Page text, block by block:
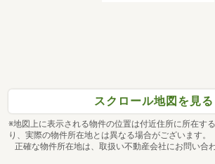
スクロール地図を見る
※地図上に表示される物件の位置は付近住所に所在す
り、実際の物件所在地とは異なる場合がございます。
正確な物件所在地は、取扱い不動産会社にお問い合